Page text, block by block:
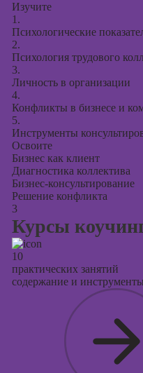
Изучите
1.
Психологические
2.
Психология трудового
3.
Личность в организации
4.
Конфликты в бизнесе и
5.
Инструменты
Освоите
Бизнес как клиент
Диагностика коллектива
Бизнес-консультирование
Решение конфликта
3
Курсы
10
практических занятий
содержание и инструменты